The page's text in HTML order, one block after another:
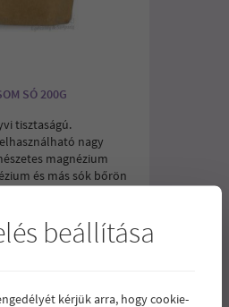
SÓ 200G
tisztaságú.
nagy
magnézium
és más sók bőrön
beállítása
kérjük arra, hogy cookie-